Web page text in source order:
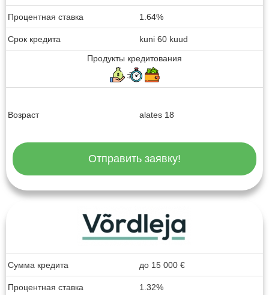
Процентная ставка 1.64%
Срок кредита
kuni 60 kuud
Продукты кредитования
Возраст alates 18
Отправить заявку!
Сумма кредита до 15 000 €
Процентная ставка 1.32%